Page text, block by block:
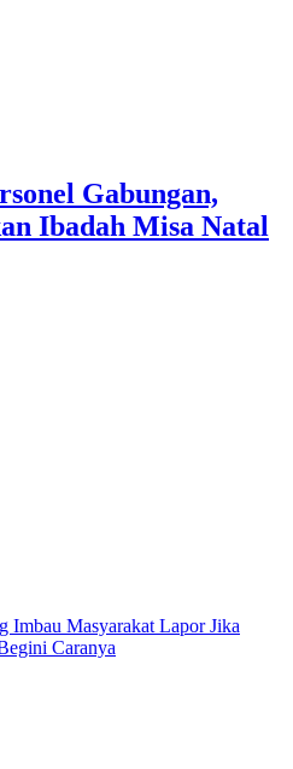
Gabungan,
Ibadah Misa Natal
Imbau Masyarakat Lapor Jika
Caranya